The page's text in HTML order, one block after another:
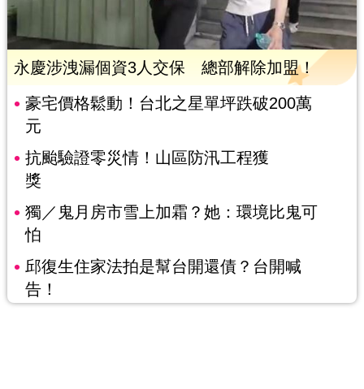
永慶涉洩漏個資3人交保 總部解除加盟！
豪宅價格鬆動！台北之星單坪跌破200萬
元
抗颱驗證零災情！山區防汛工程獲
獎
獨／鬼月房市雪上加霜？她：環境比鬼可
怕
邱復生住家法拍是幫台開還債？台開喊
告！